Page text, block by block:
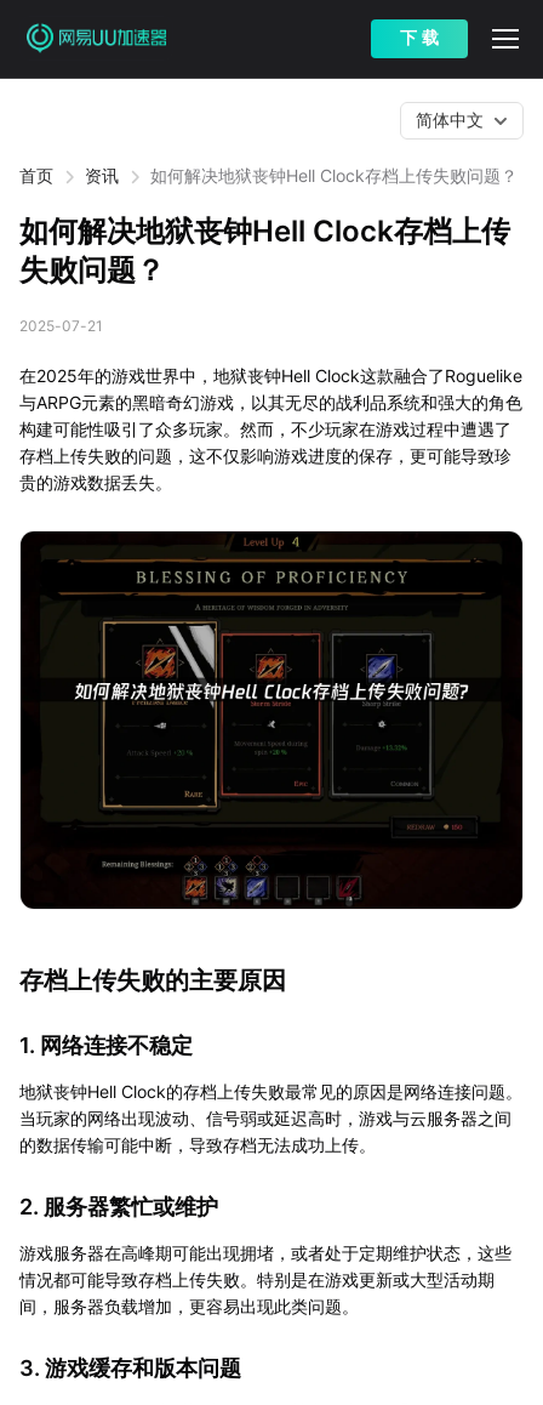
下 载
首页 资讯 如何解决地狱丧钟Hell Clock存档上传失败问题？
简体中文
如何解决地狱丧钟Hell Clock存档上传
失败问题？
2025-07-21
在2025年的游戏世界中，地狱丧钟Hell Clock这款融合了Roguelike
与ARPG元素的黑暗奇幻游戏，以其无尽的战利品系统和强大的角色
构建可能性吸引了众多玩家。然而，不少玩家在游戏过程中遭遇了
存档上传失败的问题，这不仅影响游戏进度的保存，更可能导致珍
贵的游戏数据丢失。
存档上传失败的主要原因
1. 网络连接不稳定
地狱丧钟Hell Clock的存档上传失败最常见的原因是网络连接问题。
当玩家的网络出现波动、信号弱或延迟高时，游戏与云服务器之间
的数据传输可能中断，导致存档无法成功上传。
2. 服务器繁忙或维护
游戏服务器在高峰期可能出现拥堵，或者处于定期维护状态，这些
情况都可能导致存档上传失败。特别是在游戏更新或大型活动期
间，服务器负载增加，更容易出现此类问题。
3. 游戏缓存和版本问题